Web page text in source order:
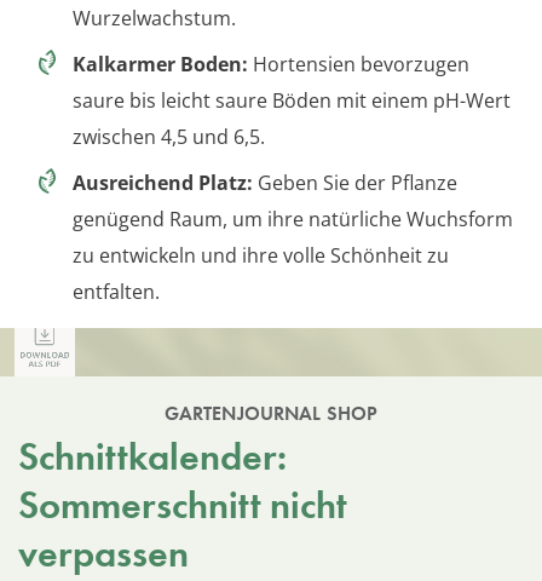
Wurzelwachstum.
Kalkarmer Boden: Hortensien bevorzugen
saure bis leicht saure Böden mit einem pH-Wert
zwischen 4,5 und 6,5.
Ausreichend Platz: Geben Sie der Pflanze
genügend Raum, um ihre natürliche Wuchsform
zu entwickeln und ihre volle Schönheit zu
entfalten.
GARTENJOURNAL SHOP
Schnittkalender:
Sommerschnitt nicht
verpassen